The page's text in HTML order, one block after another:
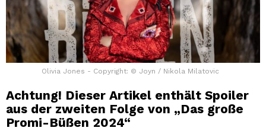
Olivia Jones - Copyright: © Joyn / Nikola Milatovic
Achtung! Dieser Artikel enthält Spoiler
aus der zweiten Folge von „Das große
Promi-Büßen 2024“